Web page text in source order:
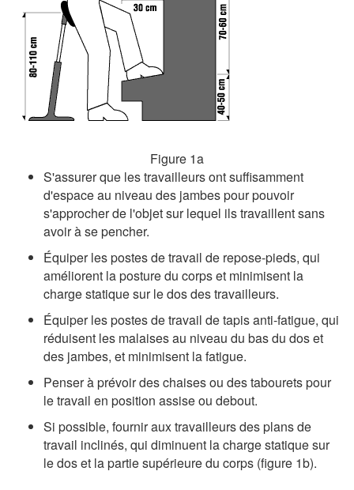
Figure 1a
S'assurer que les travailleurs ont suffisamment
d'espace au niveau des jambes pour pouvoir
s'approcher de l'objet sur lequel ils travaillent sans
avoir à se pencher.
Équiper les postes de travail de repose-pieds, qui
améliorent la posture du corps et minimisent la
charge statique sur le dos des travailleurs.
Équiper les postes de travail de tapis anti-fatigue, qui
réduisent les malaises au niveau du bas du dos et
des jambes, et minimisent la fatigue.
Penser à prévoir des chaises ou des tabourets pour
le travail en position assise ou debout.
Si possible, fournir aux travailleurs des plans de
travail inclinés, qui diminuent la charge statique sur
le dos et la partie supérieure du corps (figure 1b).